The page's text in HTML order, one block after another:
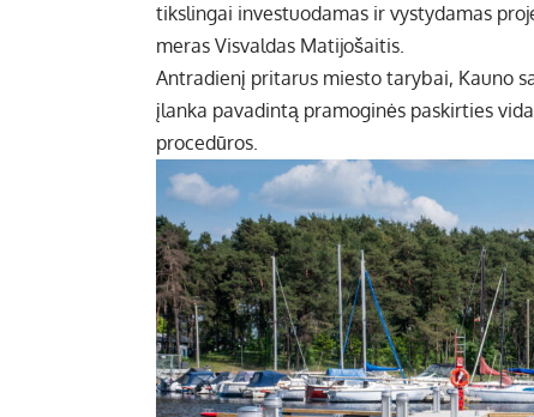
tikslingai investuodamas ir vystydamas
meras Visvaldas Matijošaitis.
Antradienį pritarus miesto tarybai, Kauno
įlanka pavadintą pramoginės paskirties
procedūros.